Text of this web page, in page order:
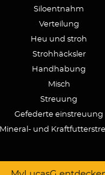
Siloentnahm
Verteilung
Heu und stroh
Strohhäcksler
Handhabung
Misch
Streuung
Gefederte einstreuung
Mineral- und